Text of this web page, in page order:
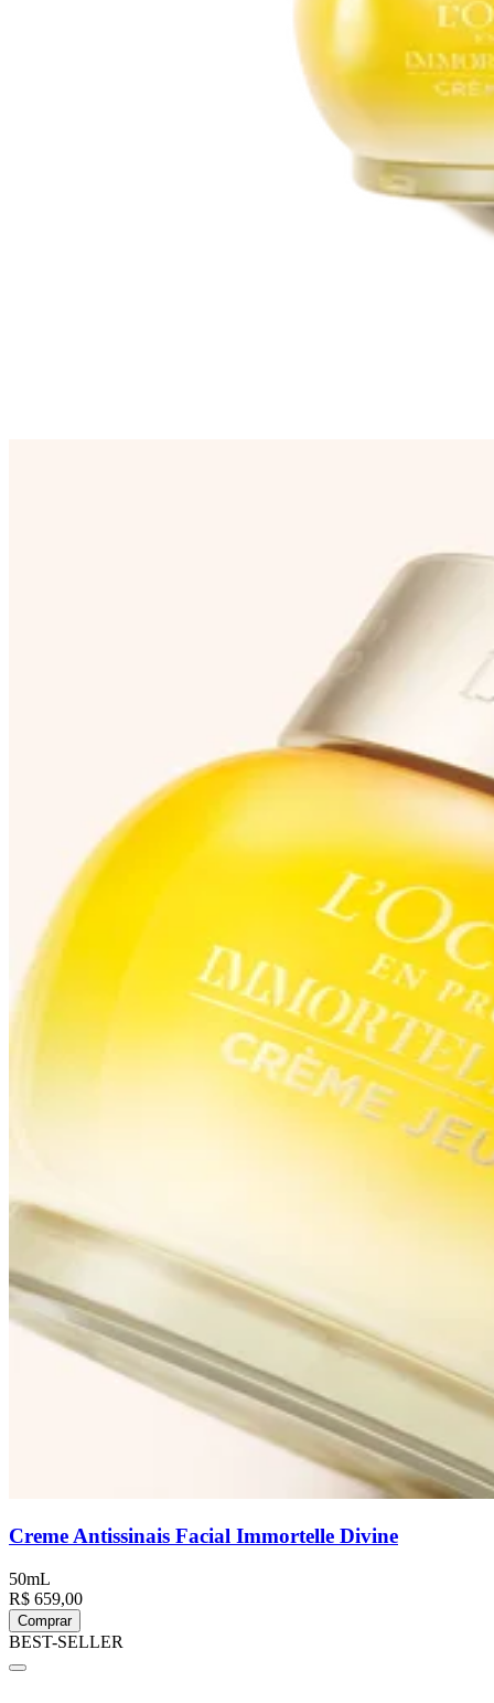
Creme Antissinais Facial Immortelle Divine
50mL
R$ 659,00
Comprar
BEST-SELLER